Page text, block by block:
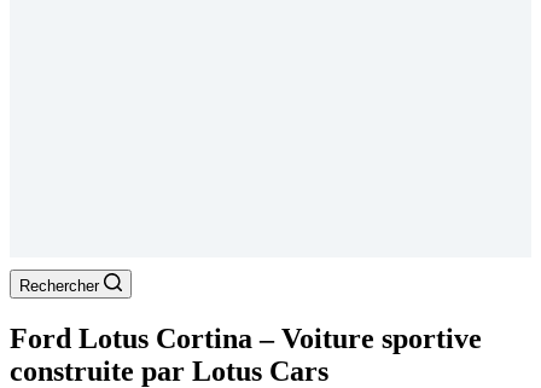
Rechercher
Ford Lotus Cortina – Voiture sportive
construite par Lotus Cars